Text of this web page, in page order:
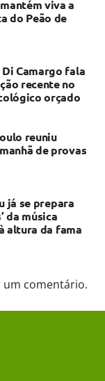
viva a
do Peão de
Camargo fala
recente no
orçado
reuniu
de provas
já se prepara
da música
altura da fama
comentário.